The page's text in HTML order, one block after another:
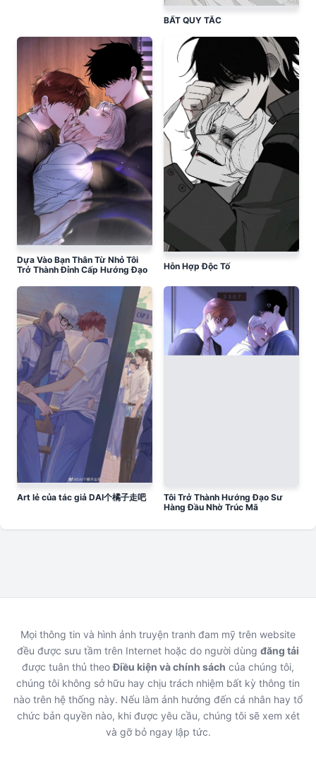
BẤT QUY TẮC
Dựa Vào Bạn Thân Từ Nhỏ Tôi
Trở Thành Đỉnh Cấp Hướng Đạo
Hỗn Hợp Độc Tố
Art lẻ của tác giả DAI个橘子走吧
Tôi Trở Thành Hướng Đạo Sư
Hàng Đầu Nhờ Trúc Mã
Mọi thông tin và hình ảnh truyện tranh đam mỹ trên website
đều được sưu tầm trên Internet hoặc do người dùng đăng tải
được tuân thủ theoĐiều kiện và chính sách của chúng tôi,
chúng tôi không sở hữu hay chịu trách nhiệm bất kỳ thông tin
nào trên hệ thống này. Nếu làm ảnh hưởng đến cá nhân hay tổ
chức bản quyền nào, khi được yêu cầu, chúng tôi sẽ xem xét
và gỡ bỏ ngay lập tức.